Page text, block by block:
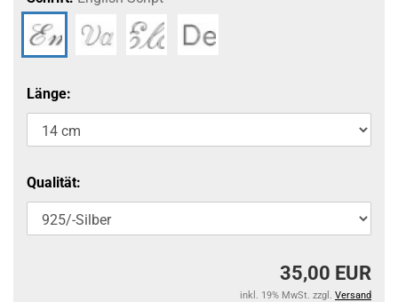
Länge:
Qualität:
35,00 EUR
inkl. 19% MwSt. zzgl. Versand